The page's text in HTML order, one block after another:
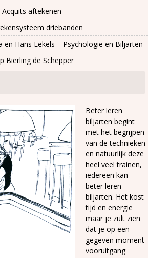
Acquits aftekenen
driebanden
en Hans Eekels – Psychologie en Biljarten
Bierling de Schepper
Beter leren
biljarten begint
met het begrijpen
van de technieken
en natuurlijk deze
heel veel trainen,
iedereen kan
beter leren
biljarten. Het kost
tijd en energie
maar je zult zien
dat je op een
gegeven moment
vooruitgang